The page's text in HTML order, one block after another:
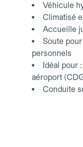
Véhicule
Climatisé
Accueille
Soute
personnels
Idéal pour
aéroport
Conduite